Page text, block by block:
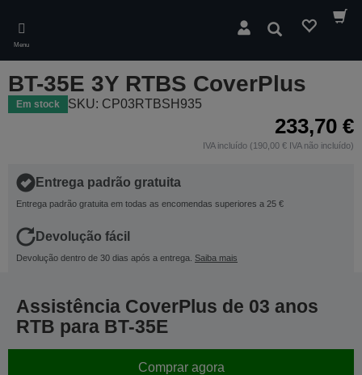
main
content
Menu
Pesquisar
BT-35E 3Y RTBS CoverPlus
Em stock SKU: CP03RTBSH935
233,70 €
IVA incluído (190,00 € IVA não incluído)
Entrega padrão gratuita
Entrega padrão gratuita em todas as encomendas superiores a 25 €
Devolução fácil
Devolução dentro de 30 dias após a entrega. Saiba mais
Assistência CoverPlus de 03 anos
RTB para BT-35E
Comprar agora